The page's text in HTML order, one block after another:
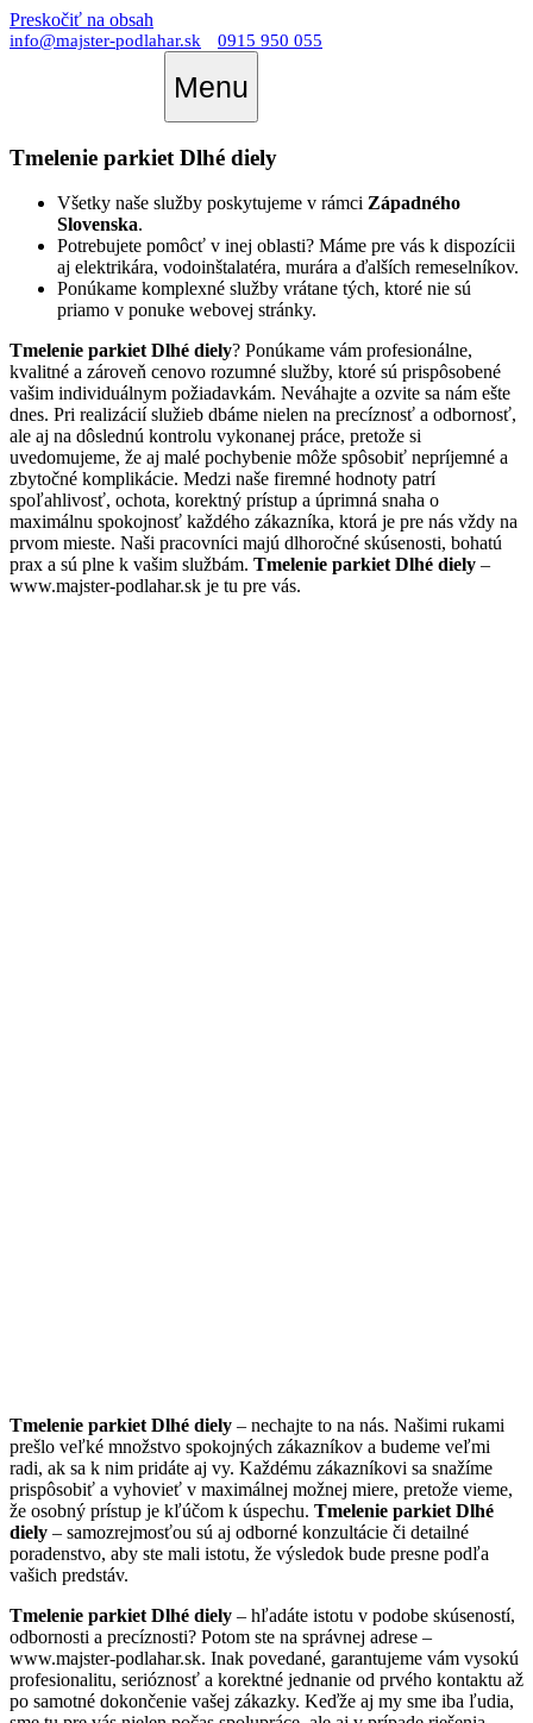
Preskočiť na obsah
info@majster-podlahar.sk 0915 950 055
Menu
Tmelenie parkiet Dlhé diely
Všetky naše služby poskytujeme v rámci Západného
Slovenska.
Potrebujete pomôcť v inej oblasti? Máme pre vás k dispozícii
aj elektrikára, vodoinštalatéra, murára a ďalších remeselníkov.
Ponúkame komplexné služby vrátane tých, ktoré nie sú
priamo v ponuke webovej stránky.
Tmelenie parkiet Dlhé diely? Ponúkame vám profesionálne,
kvalitné a zároveň cenovo rozumné služby, ktoré sú prispôsobené
vašim individuálnym požiadavkám. Neváhajte a ozvite sa nám ešte
dnes. Pri realizácií služieb dbáme nielen na precíznosť a odbornosť,
ale aj na dôslednú kontrolu vykonanej práce, pretože si
uvedomujeme, že aj malé pochybenie môže spôsobiť nepríjemné a
zbytočné komplikácie. Medzi naše firemné hodnoty patrí
spoľahlivosť, ochota, korektný prístup a úprimná snaha o
maximálnu spokojnosť každého zákazníka, ktorá je pre nás vždy na
prvom mieste. Naši pracovníci majú dlhoročné skúsenosti, bohatú
prax a sú plne k vašim službám. Tmelenie parkiet Dlhé diely –
www.majster-podlahar.sk je tu pre vás.
Tmelenie parkiet Dlhé diely – nechajte to na nás. Našimi rukami
prešlo veľké množstvo spokojných zákazníkov a budeme veľmi
radi, ak sa k nim pridáte aj vy. Každému zákazníkovi sa snažíme
prispôsobiť a vyhovieť v maximálnej možnej miere, pretože vieme,
že osobný prístup je kľúčom k úspechu. Tmelenie parkiet Dlhé
diely – samozrejmosťou sú aj odborné konzultácie či detailné
poradenstvo, aby ste mali istotu, že výsledok bude presne podľa
vašich predstáv.
Tmelenie parkiet Dlhé diely – hľadáte istotu v podobe skúseností,
odbornosti a precíznosti? Potom ste na správnej adrese –
www.majster-podlahar.sk. Inak povedané, garantujeme vám vysokú
profesionalitu, serióznosť a korektné jednanie od prvého kontaktu až
po samotné dokončenie vašej zákazky. Keďže aj my sme iba ľudia,